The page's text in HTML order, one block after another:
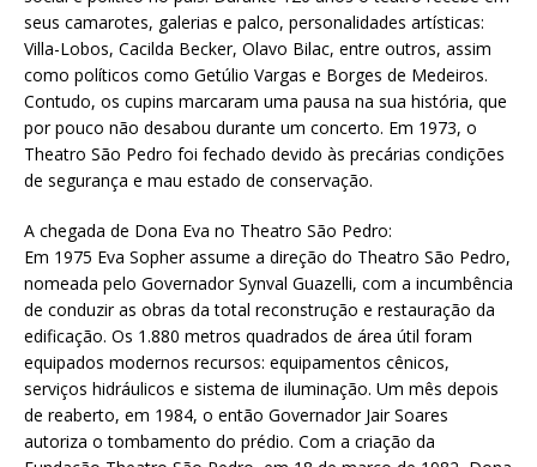
seus camarotes, galerias e palco, personalidades artísticas:
Villa-Lobos, Cacilda Becker, Olavo Bilac, entre outros, assim
como políticos como Getúlio Vargas e Borges de Medeiros.
Contudo, os cupins marcaram uma pausa na sua história, que
por pouco não desabou durante um concerto. Em 1973, o
Theatro São Pedro foi fechado devido às precárias condições
de segurança e mau estado de conservação.
A chegada de Dona Eva no Theatro São Pedro:
Em 1975 Eva Sopher assume a direção do Theatro São Pedro,
nomeada pelo Governador Synval Guazelli, com a incumbência
de conduzir as obras da total reconstrução e restauração da
edificação. Os 1.880 metros quadrados de área útil foram
equipados modernos recursos: equipamentos cênicos,
serviços hidráulicos e sistema de iluminação. Um mês depois
de reaberto, em 1984, o então Governador Jair Soares
autoriza o tombamento do prédio. Com a criação da